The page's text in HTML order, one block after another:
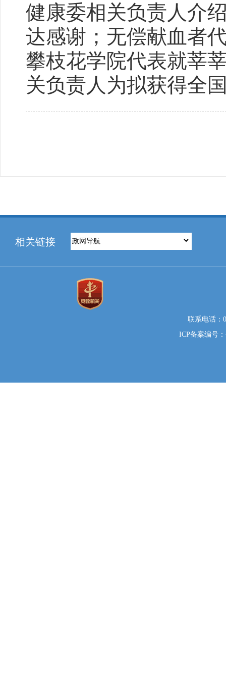
健康委相关负责人介
达感谢；无偿献血者
攀枝花学院代表就莘
关负责人为拟获得全
相关链接
联系电话：
ICP备案编号